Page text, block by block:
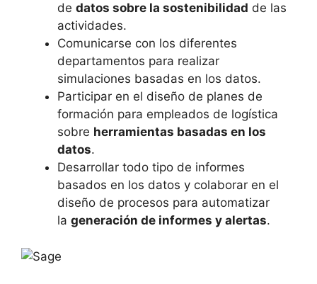
de datos sobre la sostenibilidad de las
actividades.
Comunicarse con los diferentes
departamentos para realizar
simulaciones basadas en los datos.
Participar en el diseño de planes de
formación para empleados de logística
sobre herramientas basadas en los
datos.
Desarrollar todo tipo de informes
basados en los datos y colaborar en el
diseño de procesos para automatizar
la generación de informes y alertas.